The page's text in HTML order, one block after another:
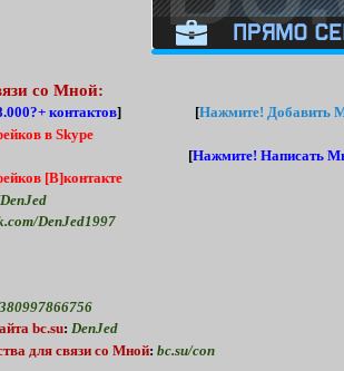
со Мной:
контактов] [Нажмите! Добавить
в Skype
[Нажмите! Написать
[В]контакте
DenJed1997
bc.su: DenJed
для связи со Мной: bc.su/con